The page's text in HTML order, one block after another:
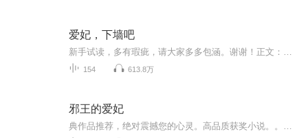
爱妃，下墙吧
154 613.8万
邪王的爱妃